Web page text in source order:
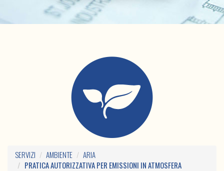
SERVIZI AMBIENTE
ARIA
PRATICA AUTORIZZATIVA PER EMISSIONI IN ATMOSFERA